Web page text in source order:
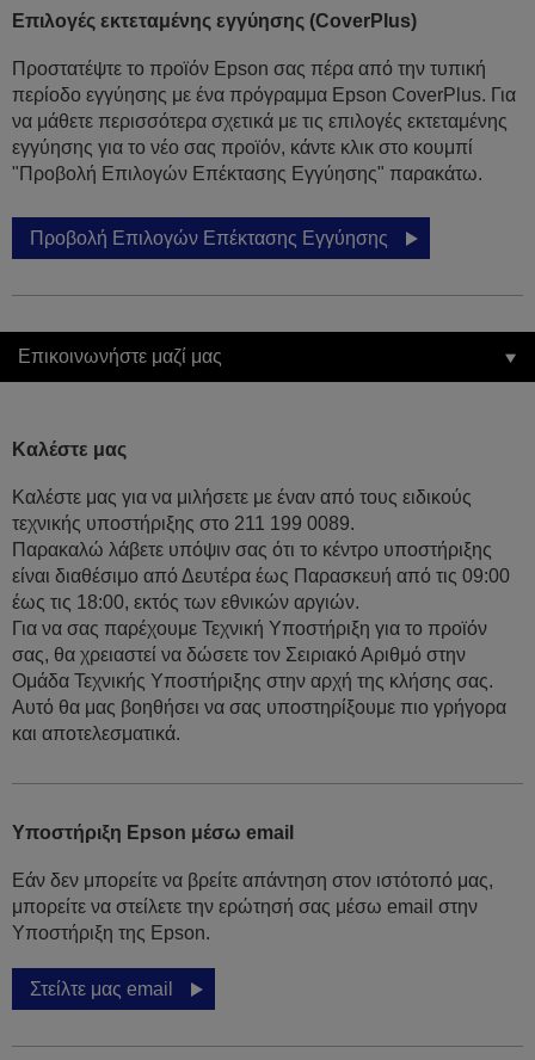
Επιλογές εκτεταμένης εγγύησης (CoverPlus)
Προστατέψτε το προϊόν Epson σας πέρα από την τυπική
περίοδο εγγύησης με ένα πρόγραμμα Epson CoverPlus. Για
να μάθετε περισσότερα σχετικά με τις επιλογές εκτεταμένης
εγγύησης για το νέο σας προϊόν, κάντε κλικ στο κουμπί
"Προβολή Επιλογών Επέκτασης Εγγύησης" παρακάτω.
Προβολή Επιλογών Επέκτασης Εγγύησης
Επικοινωνήστε μαζί μας
Καλέστε μας
Καλέστε μας για να μιλήσετε με έναν από τους ειδικούς
τεχνικής υποστήριξης στο 211 199 0089.
Παρακαλώ λάβετε υπόψιν σας ότι το κέντρο υποστήριξης
είναι διαθέσιμο από Δευτέρα έως Παρασκευή από τις 09:00
έως τις 18:00, εκτός των εθνικών αργιών.
Για να σας παρέχουμε Τεχνική Υποστήριξη για το προϊόν
σας, θα χρειαστεί να δώσετε τον Σειριακό Αριθμό στην
Ομάδα Τεχνικής Υποστήριξης στην αρχή της κλήσης σας.
Αυτό θα μας βοηθήσει να σας υποστηρίξουμε πιο γρήγορα
και αποτελεσματικά.
Υποστήριξη Epson μέσω email
Εάν δεν μπορείτε να βρείτε απάντηση στον ιστότοπό μας,
μπορείτε να στείλετε την ερώτησή σας μέσω email στην
Υποστήριξη της Epson.
Στείλτε μας email